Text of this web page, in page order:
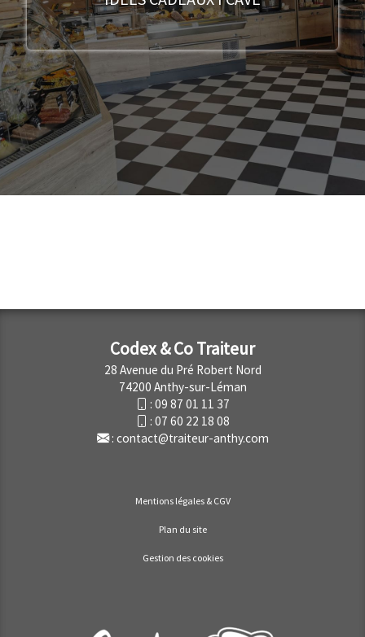
Codex & Co Traiteur
28 Avenue du Pré Robert Nord
74200 Anthy-sur-Léman
: 09 87 01 11 37
: 07 60 22 18 08
: contact@traiteur-anthy.com
Mentions légales & CGV
Plan du site
Gestion des cookies